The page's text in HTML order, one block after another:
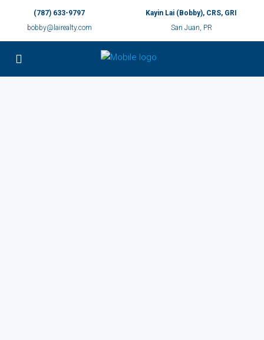
(787) 633-9797
bobby@lairealty.com
Kayin Lai (Bobby), CRS, GRI
San Juan, PR